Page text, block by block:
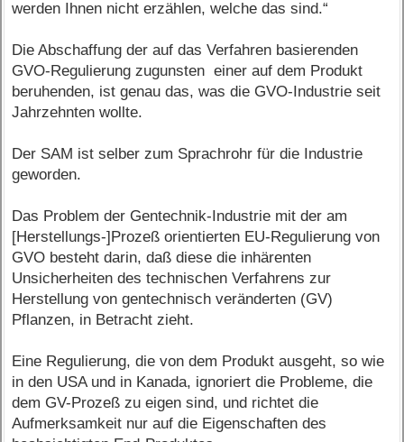
werden Ihnen nicht erzählen, welche das sind.“
Die Abschaffung der auf das Verfahren basierenden
GVO-Regulierung zugunsten einer auf dem Produkt
beruhenden, ist genau das, was die GVO-Industrie seit
Jahrzehnten wollte.
Der SAM ist selber zum Sprachrohr für die Industrie
geworden.
Das Problem der Gentechnik-Industrie mit der am
[Herstellungs-]Prozeß orientierten EU-Regulierung von
GVO besteht darin, daß diese die inhärenten
Unsicherheiten des technischen Verfahrens zur
Herstellung von gentechnisch veränderten (GV)
Pflanzen, in Betracht zieht.
Eine Regulierung, die von dem Produkt ausgeht, so wie
in den USA und in Kanada, ignoriert die Probleme, die
dem GV-Prozeß zu eigen sind, und richtet die
Aufmerksamkeit nur auf die Eigenschaften des